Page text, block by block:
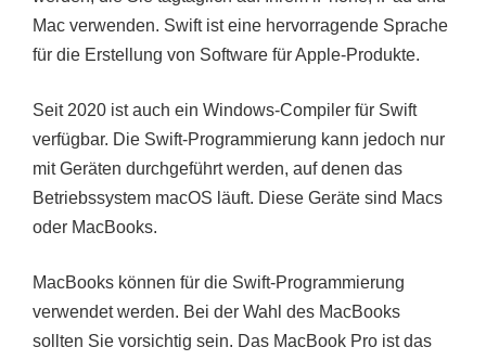
Mac verwenden. Swift ist eine hervorragende Sprache
für die Erstellung von Software für Apple-Produkte.
Seit 2020 ist auch ein Windows-Compiler für Swift
verfügbar. Die Swift-Programmierung kann jedoch nur
mit Geräten durchgeführt werden, auf denen das
Betriebssystem macOS läuft. Diese Geräte sind Macs
oder MacBooks.
MacBooks können für die Swift-Programmierung
verwendet werden. Bei der Wahl des MacBooks
sollten Sie vorsichtig sein. Das MacBook Pro ist das